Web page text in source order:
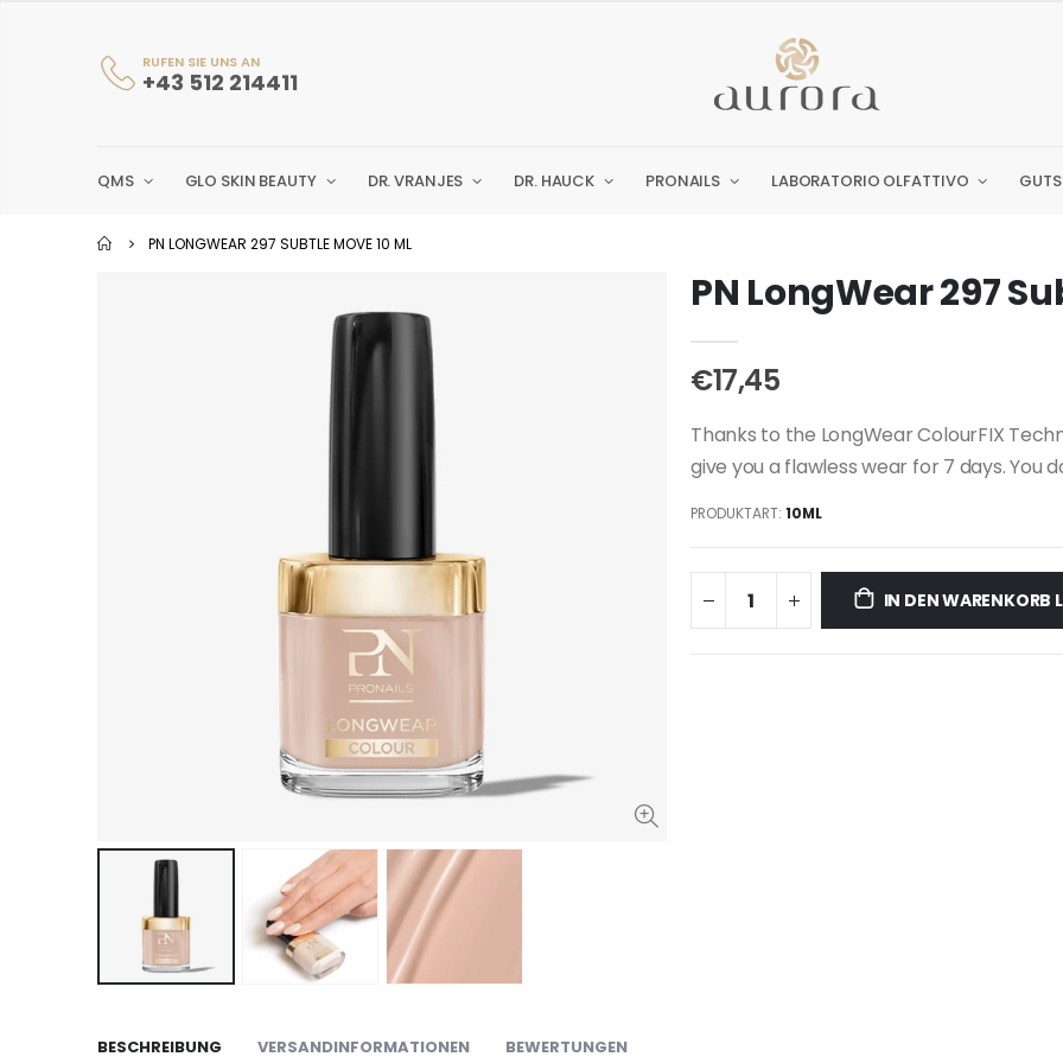
RUFEN SIE UNS AN
+43 512 214411
QMS GLO SKIN BEAUTY DR. VRANJES DR. HAUCK PRONAILS LABORATORIO OLFATTIVO
PN LONGWEAR 297 SUBTLE MOVE 10 ML
PN LongWear 297
€17,45
Thanks to the LongWear ColourFIX
give you a flawless wear for 7 days. You
PRODUKTART: 10ML
IN DEN WARENKORB
BESCHREIBUNG VERSANDINFORMATIONEN BEWERTUNGEN